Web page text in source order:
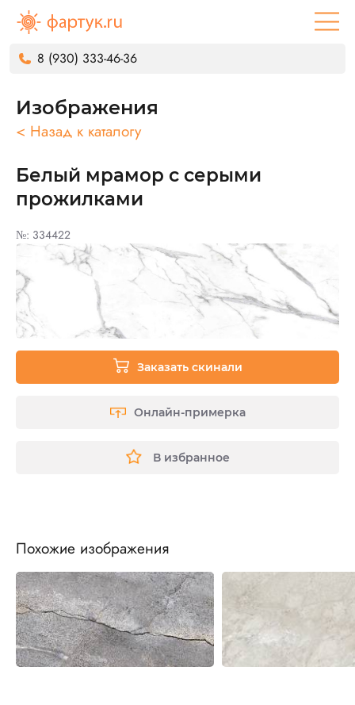
8 (930) 333-46-36
Изображения
< Назад к каталогу
Белый мрамор с серыми
прожилками
№: 334422
Заказать скинали
Онлайн-примерка
В избранное
Похожие изображения